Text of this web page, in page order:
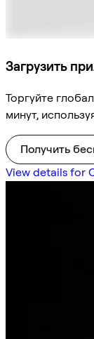
Загрузить
Торгуйте
минут,
Получить
View details for